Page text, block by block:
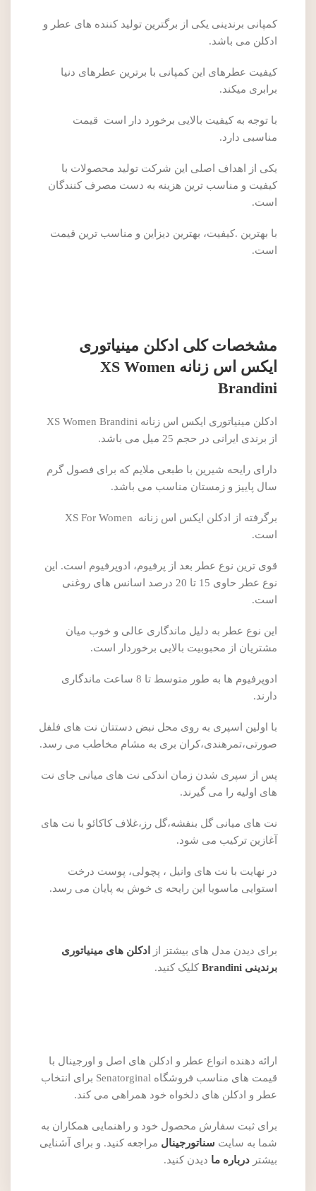
کمپانی برندینی یکی از برگترین تولید کننده های عطر و
ادکلن می باشد.
کیفیت عطرهای این کمپانی با برترین عطرهای دنیا
برابری میکند.
با توجه به کیفیت بالایی برخورد دار است قیمت
مناسبی دارد.
یکی از اهداف اصلی این شرکت تولید محصولات با
کیفیت و مناسب ترین هزینه به دست مصرف کنندگان
است.
با بهترین .کیفیت، بهترین دیزاین و مناسب ترین قیمت
است.
مشخصات کلی ادکلن مینیاتوری
ایکس اس زنانه XS Women
Brandini
ادکلن مینیاتوری ایکس اس زنانه XS Women Brandini
از برندی ایرانی در حجم 25 میل می باشد.
دارای رایحه شیرین با طبعی ملایم که برای فصول گرم
سال پاییز و زمستان مناسب می باشد.
برگرفته از ادکلن ایکس اس زنانه XS For Women
است.
قوی ترین نوع عطر بعد از پرفیوم، ادوپرفیوم است. این
نوع عطر حاوی 15 تا 20 درصد اسانس های روغنی
است.
این نوع عطر به دلیل ماندگاری عالی و خوب میان
مشتریان از محبوبیت بالایی برخوردار است.
ادوپرفیوم ها به طور متوسط تا 8 ساعت ماندگاری
دارند.
با اولین اسپری به روی محل نبض دستتان نت های فلفل
صورتی،تمرهندی،کران بری به مشام مخاطب می رسد.
پس از سپری شدن زمان اندکی نت های میانی جای نت
های اولیه را می گیرند.
نت های میانی گل بنفشه،گل رز،غلاف کاکائو با نت های
آغازین ترکیب می شود.
در نهایت با نت های وانیل ، پچولی، پوست درخت
استوایی ماسویا این رایحه ی خوش به پایان می رسد.
برای دیدن مدل های بیشتز از
ادکلن های مینیاتوری
برندینی Brandini
کلیک کنید.
ارائه دهنده انواع عطر و ادکلن های اصل و اورجینال با
قیمت های مناسب فروشگاه Senatorginal برای انتخاب
عطر و ادکلن های دلخواه خود همراهی می کند.
برای ثبت سفارش محصول خود و راهنمایی همکاران به
شما به سایت سناتورجینال مراجعه کنید. و برای آشنایی
بیشتر درباره ما دیدن کنید.